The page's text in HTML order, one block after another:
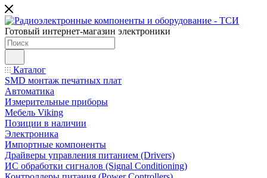
Готовый интернет-магазин электроники
Каталог
SMD монтаж печатных плат
Автоматика
Измерительные приборы
Мебель Viking
Позиции в наличии
Электроника
Импортные компоненты
Драйверы управления питанием (Drivers)
ИС обработки сигналов (Signal Conditioning)